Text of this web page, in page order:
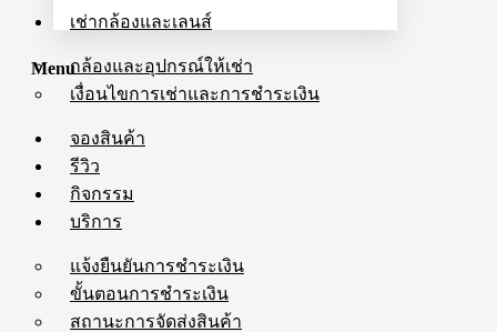
เช่ากล้องและเลนส์
กล้องและอุปกรณ์ให้เช่า
เงื่อนไขการเช่าและการชำระเงิน
จองสินค้า
รีวิว
กิจกรรม
บริการ
แจ้งยืนยันการชำระเงิน
ขั้นตอนการชำระเงิน
สถานะการจัดส่งสินค้า
Menu